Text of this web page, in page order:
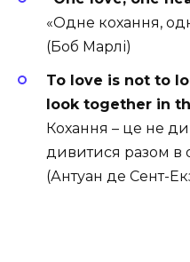
«Одне кохання,
(Боб Марлі)
To love is not to
look together in
Кохання – це не
дивитися разом в
(Антуан де Сент-